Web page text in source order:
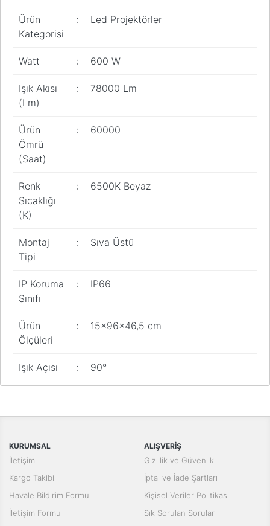
Ürün
Kategorisi
: Led Projektörler
Watt : 600 W
Işık Akısı
(Lm)
: 78000 Lm
Ürün
Ömrü
(Saat)
: 60000
Renk
Sıcaklığı
(K)
: 6500K Beyaz
Montaj
Tipi
: Sıva Üstü
IP Koruma
Sınıfı
: IP66
Ürün
Ölçüleri
: 15x96x46,5 cm
Işık Açısı : 90°
Yorum Yaz
Bu ürünün fiyat bilgisi, resim, ürün açıklamalarında ve diğer
Ürün resmi kalitesiz, bozuk veya görüntülenemiyor.
Ürün fiyatı diğer sitelerden daha pahalı.
Bu ürüne benzer farklı alternatifler olmalı.
KURUMSAL
İletişim
Kargo Takibi
Havale Bildirim Formu
İletişim Formu
ALIŞVERİŞ
Gizlilik ve Güvenlik
İptal ve İade Şartları
Kişisel Veriler Politikası
Sık Sorulan Sorular
Kombinasyon